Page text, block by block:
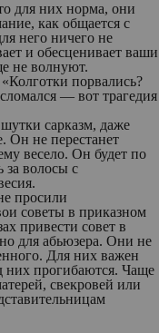
для них норма, они
как общается с
него ничего не
и обесценивает ваши
не волнуют.
порвались?
— вот трагедия
сарказм, даже
Он не перестанет
весело. Он будет по
за волосы с
просили
советы в приказном
привести совет в
для абьюзера. Они не
Для них важен
них прогибаются. Чаще
свекровей или